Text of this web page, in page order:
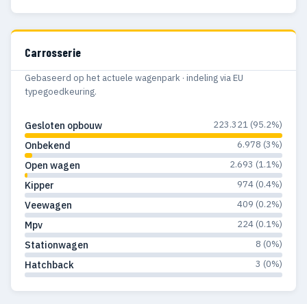
1989
1988 191
1986 338 99
1985 311 104
1984 267 107
1983 198 87
1982 45
1981 89 28
Carrosserie
Gebaseerd op het actuele wagenpark · indeling via EU
typegoedkeuring.
Gesloten opbouw 223.321 (95.2%)
Onbekend 6.978 (3%)
Open wagen 2.693 (1.1%)
Kipper 974 (0.4%)
Veewagen 409 (0.2%)
Mpv 224 (0.1%)
Stationwagen 8 (0%)
Hatchback 3 (0%)